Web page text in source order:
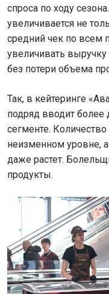
спроса по ходу
увеличивается не
средний чек по всем
увеличивать
без потери объема
Так, в кейтеринге
подряд вводит
сегменте.
неизменном уровне,
даже растет.
продукты.